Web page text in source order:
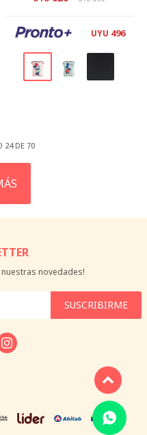
UYU 496
24DE 70
novedades!
SUSCRIBIRME
